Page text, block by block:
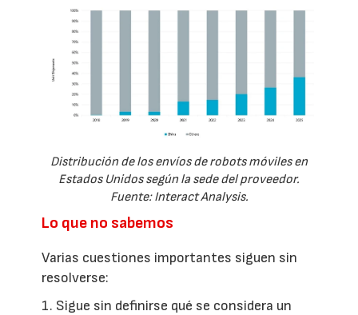
Distribución de los envíos de robots móviles en
Estados Unidos según la sede del proveedor.
Fuente: Interact Analysis.
Lo que no sabemos
Varias cuestiones importantes siguen sin
resolverse:
1. Sigue sin definirse qué se considera un